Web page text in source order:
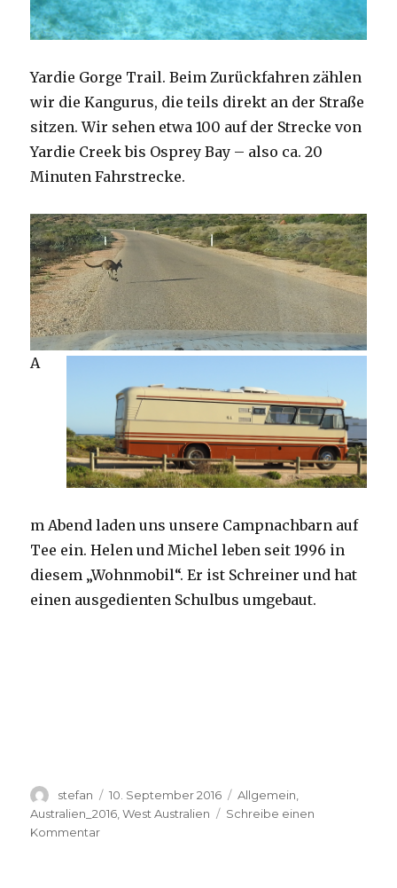
Yardie Gorge Trail. Beim Zurückfahren zählen
wir die Kangurus, die teils direkt an der Straße
sitzen. Wir sehen etwa 100 auf der Strecke von
Yardie Creek bis Osprey Bay – also ca. 20
Minuten Fahrstrecke.
A
m Abend laden uns unsere Campnachbarn auf
Tee ein. Helen und Michel leben seit 1996 in
diesem „Wohnmobil“. Er ist Schreiner und hat
einen ausgedienten Schulbus umgebaut.
Autor
stefan
Veröffentlicht
am
10. September 2016 Kategorien
Allgemein
Australien_2016 ,West Australien
Schreibe einen
Kommentarzu